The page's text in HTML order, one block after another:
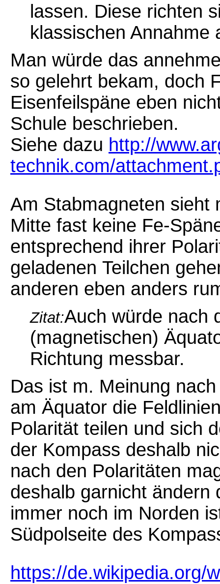
lassen. Diese richten
klassischen Annahme
Man würde das
so gelehrt bekam, doch
Eisenfeilspäne eben
Schule beschrieben.
Siehe dazu http://
technik.com/
Am Stabmagneten sieht
Mitte fast keine Fe-
entsprechend ihrer
geladenen Teilchen
anderen eben anders
Zitat:Auch würde nach
(magnetischen)
Richtung messbar.
Das ist m. Meinung
am Äquator die
Polarität teilen und sich
der Kompass deshalb
nach den Polaritäten
deshalb garnicht ändern
immer noch im Norden
Südpolseite des
https://de.wikipedia.org/